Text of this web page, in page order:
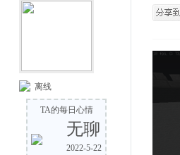
离线
TA的每日心情
无聊
2022-5-22